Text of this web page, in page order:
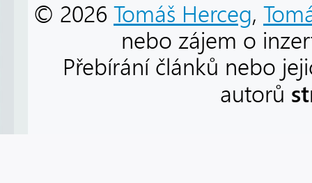
© 2026 Tomáš Herceg,
nebo zájem o
Přebírání článků nebo
autorů